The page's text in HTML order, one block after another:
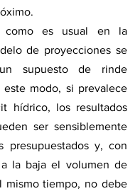
como es usual en la
de proyecciones se
supuesto de rinde
modo, si prevalece
hídrico, los resultados
ser sensiblemente
presupuestados y, con
la baja el volumen de
mismo tiempo, no debe